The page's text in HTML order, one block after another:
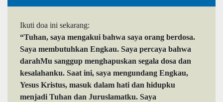
Ikuti doa ini sekarang:
“Tuhan, saya mengakui bahwa saya orang berdosa.
Saya membutuhkan Engkau. Saya percaya bahwa
darahMu sanggup menghapuskan segala dosa dan
kesalahanku. Saat ini, saya mengundang Engkau,
Yesus Kristus, masuk dalam hati dan hidupku
menjadi Tuhan dan Juruslamatku. Saya